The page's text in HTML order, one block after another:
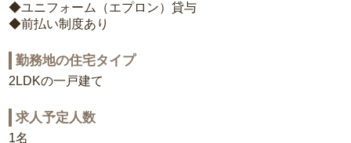
◆ユニフォーム（エプロン）貸与
◆前払い制度あり
勤務地の住宅タイプ
2LDKの一戸建て
求人予定人数
1名